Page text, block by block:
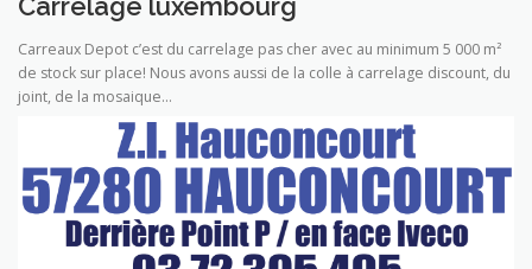
Carrelage luxembourg
Carreaux Depot c’est du carrelage pas cher avec au minimum 5 000 m²
de stock sur place! Nous avons aussi de la colle à carrelage discount, du
joint, de la mosaique…